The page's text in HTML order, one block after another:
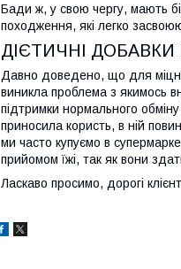
Бади ж, у свою чергу, мають
походження, які легко
ДІЄТИЧНІ
Давно доведено, що для
виникла проблема з якимось
підтримки нормального
приносила користь, в ній
ми часто купуємо в
прийомом їжі, так як вони
Ласкаво просимо, дорогі